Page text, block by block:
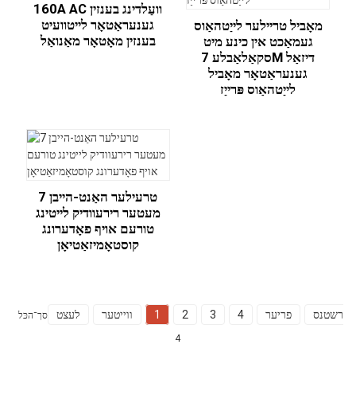
160A AC וועַלדינג בענזין
גענעראַטאָר לייטוועיט
בענזין מאָטאָר מאַנואַל
מאָביל טריילער לייַטהאַוס
געמאַכט אין כינע מיט
סקאַלאַבלע 7M דיזאַל
גענעראַטאָר מאָביל
לייַטהאַוס פּרייַז
טרעילער האַנט-הייבן 7
מעטער רירעוודיק לייטינג
טורעם אויף פאָדערונג
קוסטאָמיזאַטיאָן
ערשטנס פריער 1 2 3 4 ווייטער לעצט סך־הכּל
4